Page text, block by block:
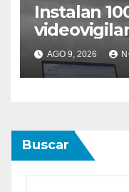
Instalan
AGO 9, 2026
Buscar